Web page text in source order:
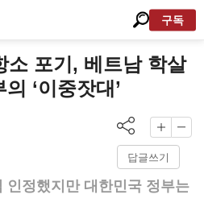
구독
소 포기, 베트남 학살
‘이중잣대’
답글쓰기
인정했지만 대한민국 정부는